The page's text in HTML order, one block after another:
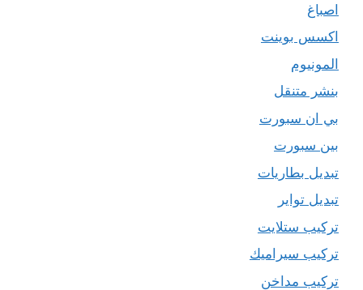
اصباغ
اكسس بوينت
المونيوم
بنشر متنقل
بي ان سبورت
بين سبورت
تبديل بطاريات
تبديل تواير
تركيب ستلايت
تركيب سيراميك
تركيب مداخن